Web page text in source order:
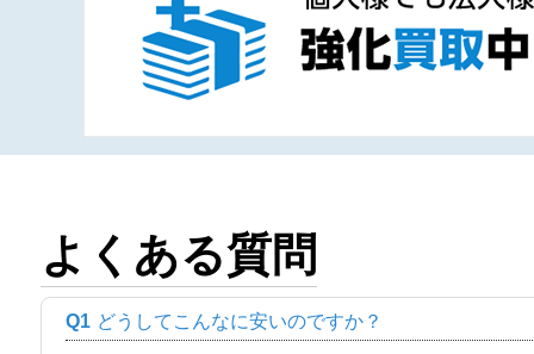
よくある質問
Q1 どうしてこんなに安いのですか？